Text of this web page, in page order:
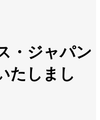
・ジャパン
たしまし